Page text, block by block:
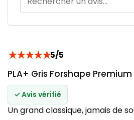
★★★★★5/5
PLA+ Gris Forshape
✓ Avis vérifié
Un grand classique, jamais de